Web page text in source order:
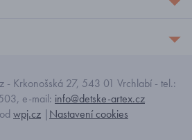
Krkonošská 27, 543 01 Vrchlabí - tel.:
e-mail: info@detske-artex.cz
wpj.cz |Nastavení cookies